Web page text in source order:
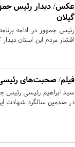
عکس/ دیدار رئیس
گیلان
رئیس جمهور در ادامه
اقشار مردم این استان دیدار
فیلم/ صحبت‌های
سید ابراهیم رئیسی رئیس
در صدمین سالگرد شهادت